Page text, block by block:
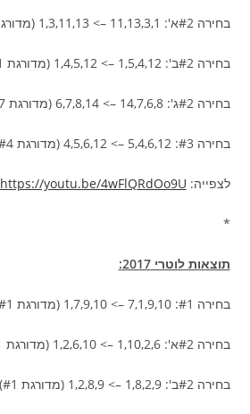
בחירה #2א': 11,13,3,1 –> 1,3,11,13 (מדורגת #1)
בחירה #2ב': 1,5,4,12 –> 1,4,5,12 (מדורגת #1)
בחירה #2ג': 14,7,6,8 –> 6,7,8,14 (מדורגת #7)
בחירה #3: 5,4,6,12 –> 4,5,6,12 (מדורגת #4)
לצפייה: https://youtu.be/4wFlQRdOo9U
*
תוצאות לוטרי 2017:
בחירה #1: 7,1,9,10 –> 1,7,9,10 (מדורגת #1)
בחירה #2א': 1,10,2,6 –> 1,2,6,10 (מדורגת #1)
בחירה #2ב': 1,8,2,9 –> 1,2,8,9 (מדורגת #1)